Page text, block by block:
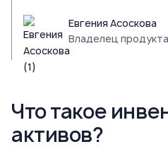
Евгения Асоскова
Владелец
Что такое
активов?